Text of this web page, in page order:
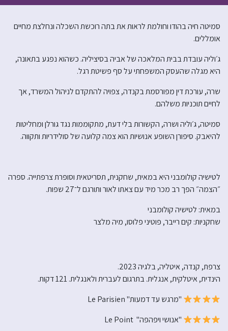
סמיטה חיה בהודו וחולמת לראות את בתה רוכשת השכלה ונחלצת מחיים
אומללים.
ג׳וליה עובדת בבית המלאכה של אביה בסיציליה. כשהוא נפגע בתאונה,
היא מגלה שהעסק המשפחתי על סף פשיטת רגל.
שרה, עורכת דין מפורסמת בקנדה, צפויה להתקדם לניהול המשרד, אך
לחיים תוכניות משלהם.
סמיטה, ג׳וליה ושרה, הקשורות בלי דעת, מתקוממות נגד גורלן ומחליטות
להיאבק. סיפורן השופע אנושיות הוא צמה קלועה של סולידריות ותקווה.
לטישיה קולומבני היא במאית, שחקנית, תסריטאית וסופרת צרפתייה. ספרה
״הצמה״ הפך רב מכר מיד עם צאתו לאור ותורגם ל־27 שפות.
במאית: לטישיה קולומבני
שחקניות: קים רייבר, פוטיני פלוסו, מיה מלצר
צרפת, קנדה, איטליה, בלגיה 2023.
הינדית, איטלקית, אנגלית. בתרגום לעברית ולאנגלית. 121 דקות.
"מרגש עד דמעות" Le Parisien
"אנושי ויפהפה" Le Point